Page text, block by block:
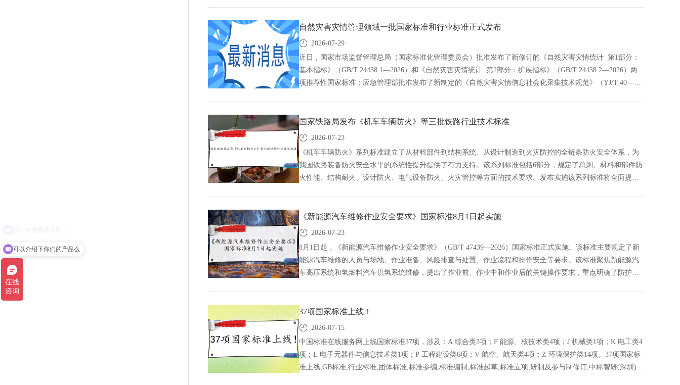
标准参编,标准编制,标准起草,标准立项,研制及参与制修订,中标智研(深圳),行标,团标,中标智研,中标智研（深
圳）标准化技术咨询有限公司,标准验证及检测,研制,参与制修订,
自然灾害灾情管理领域一批国家标准和行业标准正式发布
2026-07-29
近日，国家市场监督管理总局（国家标准化管理委员会）批准发布了新修订的《自然灾害灾情统计 第1部分：
基本指标》（GB/T 24438.1—2026）和《自然灾害灾情统计 第2部分：扩展指标》（GB/T 24438.2—2026）两
项推荐性国家标准；应急管理部批准发布了新制定的《自然灾害灾情信息社会化采集技术规范》（YJ/T 40—
项,研制及参与制修订,中标智研(深圳),行标,团标,中标智研,中标智研（深圳）标准化技术咨询有限公司,标准验
证及检测,研制,参与制修订,
国家铁路局发布《机车车辆防火》等三批铁路行业技术标准
2026-07-23
《机车车辆防火》系列标准建立了从材料部件到结构系统、从设计制造到火灾防控的全链条防火安全体系，为
我国铁路装备防火安全水平的系统性提升提供了有力支持。该系列标准包括6部分，规定了总则、材料和部件防
火性能、结构耐火、设计防火、电气设备防火、火灾管控等方面的技术要求。发布实施该系列标准将全面提升
标智研(深圳),国标,行标,团标,中标智研,中标智研（深圳）标准化技术咨询有限公司,标准验证及检测,研制,参与
制修订,
《新能源汽车维修作业安全要求》国家标准8月1日起实施
2026-07-23
8月1日起，《新能源汽车维修作业安全要求》（GB/T 47439—2026）国家标准正式实施。该标准主要规定了新
能源汽车维修的人员与场地、作业准备、风险排查与处置、作业流程和操作安全等要求。该标准聚焦新能源汽
车高压系统和氢燃料汽车供氢系统维修，提出了作业前、作业中和作业后的关键操作要求，重点明确了防护装
订,中标智研(深圳),国标,行标,团标,中标智研,中标智研（深圳）标准化技术咨询有限公司,标准验证及检测,研制,
参与制修订,
37项国家标准上线！
2026-07-15
中国标准在线服务网上线国家标准37项，涉及：A 综合类3项；F 能源、核技术类4项；J 机械类1项；K 电工类4
项；L 电子元器件与信息技术类1项；P 工程建设类6项；V 航空、航天类4项；Z 环境保护类14项。37项国家标
准上线,GB标准,行业标准,团体标准,标准参编,标准编制,标准起草,标准立项,研制及参与制修订,中标智研(深圳),
可以介绍下你们的产品么